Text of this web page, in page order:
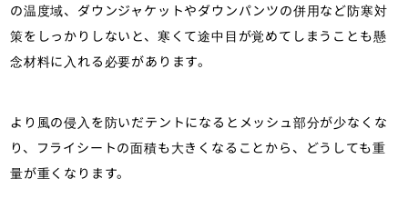
の温度域、ダウンジャケットやダウンパンツの併用など防寒対
策をしっかりしないと、寒くて途中目が覚めてしまうことも懸
念材料に入れる必要があります。
より風の侵入を防いだテントになるとメッシュ部分が少なくな
り、フライシートの面積も大きくなることから、どうしても重
量が重くなります。